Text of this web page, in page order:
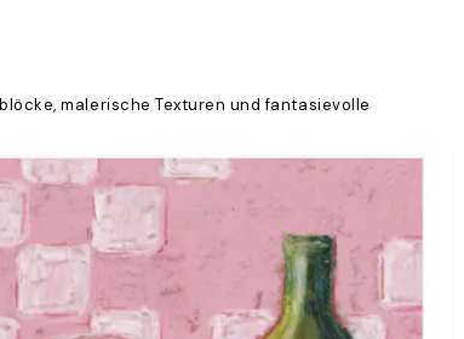
malerische Texturen und fantasievolle